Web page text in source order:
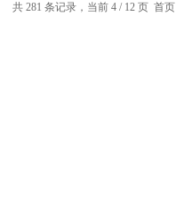
共 281 条记录，当前 4 / 12 页 首页